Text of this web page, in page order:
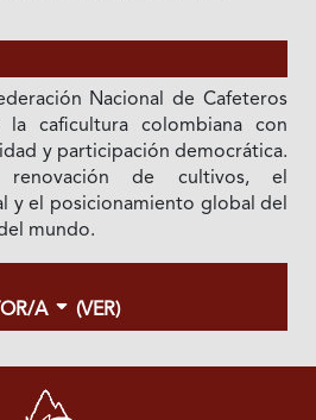
Nacional de Cafeteros
caficultura colombiana con
y participación democrática.
de cultivos, el
y el posicionamiento global del
mundo.
A (VER)